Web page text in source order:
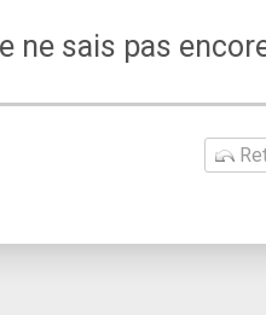
ne sais pas